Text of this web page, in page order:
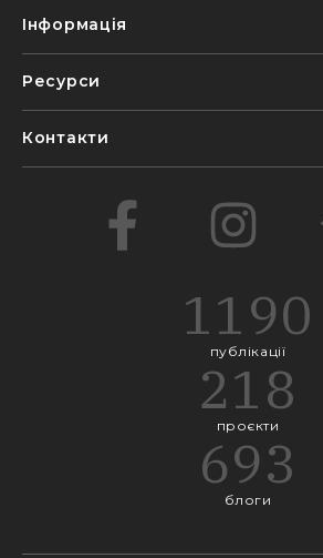
Інформація
Ресурси
Контакти
1190
публікації
218
проєкти
693
блоги